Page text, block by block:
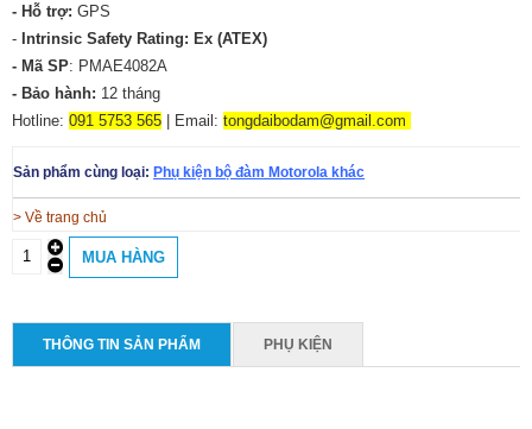
- Hỗ trợ: GPS
- Intrinsic Safety Rating: Ex (ATEX)
- Mã SP: PMAE4082A
- Bảo hành: 12 tháng
Hotline: 091 5753 565 | Email: tongdaibodam@gmail.com
Sản phẩm cùng loại: Phụ kiện bộ đàm Motorola khác
> Về trang chủ
THÔNG TIN SẢN PHẨM PHỤ KIỆN